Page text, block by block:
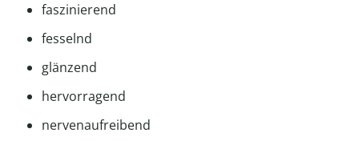
faszinierend
fesselnd
glänzend
hervorragend
nervenaufreibend